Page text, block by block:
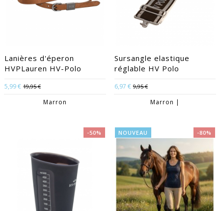
Lanières d'éperon
HVPLauren HV-Polo
5,99 € 19,95 €
Marron
Sursangle elastique
réglable HV Polo
6,97 € 9,95 €
Marron |
-50% NOUVEAU -80%